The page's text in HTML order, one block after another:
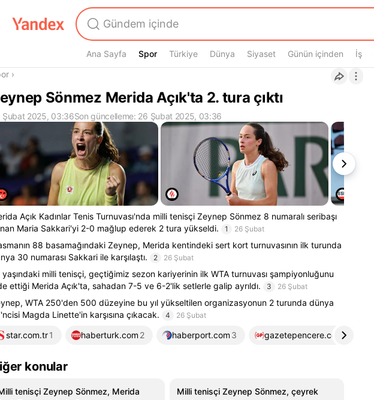
Ana Sayfa Spor
Spor Türkiye Dünya Siyaset Günün içinden İş
›
Sönmez Merida Açık'ta 2. tura çıktı
Şubat 2025, 03:36Son güncelleme: 26 Şubat 2025, 03:36
Açık Kadınlar Tenis Turnuvası'nda milli tenisçi Zeynep Sönmez 8 numaralı seribaşı
Maria Sakkari'yi 2-0 mağlup ederek 2 tura yükseldi.
1 26 Şubat
88 basamağındaki Zeynep, Merida kentindeki sert kort turnuvasının ilk turunda
30 numarası Sakkari ile karşılaştı.
2 26 Şubat
yaşındaki milli tenisçi, geçtiğimiz sezon kariyerinin ilk WTA turnuvası şampiyonluğunu
ettiği Merida Açık'ta, sahadan 7-5 ve 6-2'lik setlerle galip ayrıldı.
3 26 Şubat
WTA 250'den 500 düzeyine bu yıl yükseltilen organizasyonun 2 turunda dünya
Magda Linette'in karşısına çıkacak.
4 26 Şubat
star.com.tr1 haberturk.com 2 haberport.com 3 gazetepencere.com4
konular
tenisçi Zeynep Sönmez, Merida
Milli tenisçi Zeynep Sönmez, çeyrek